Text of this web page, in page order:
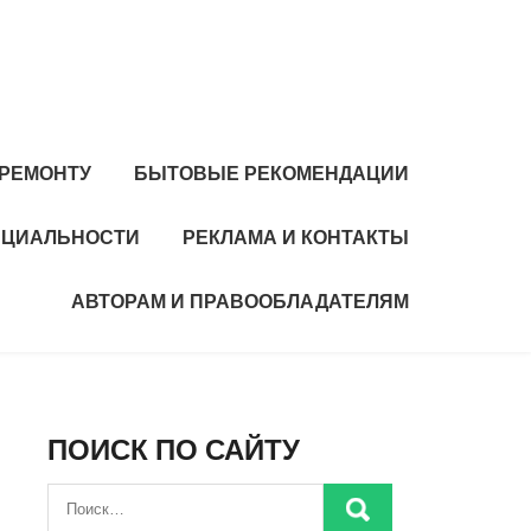
БЫТОВЫЕ РЕКОМЕНДАЦИИ
РЕКЛАМА И КОНТАКТЫ
АВТОРАМ И ПРАВООБЛАДАТЕЛЯМ
ПОИСК ПО САЙТУ